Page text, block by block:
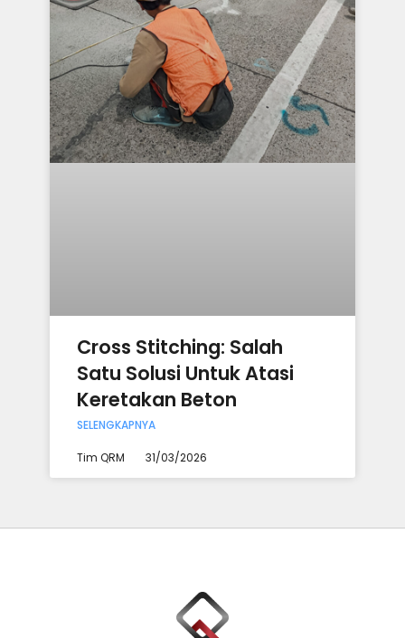
Cross Stitching: Salah
Satu Solusi Untuk Atasi
Keretakan Beton
SELENGKAPNYA
Tim QRM 31/03/2026